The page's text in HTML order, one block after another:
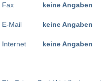
Fax
E-Mail
Internet
keine Angaben
keine Angaben
keine Angaben